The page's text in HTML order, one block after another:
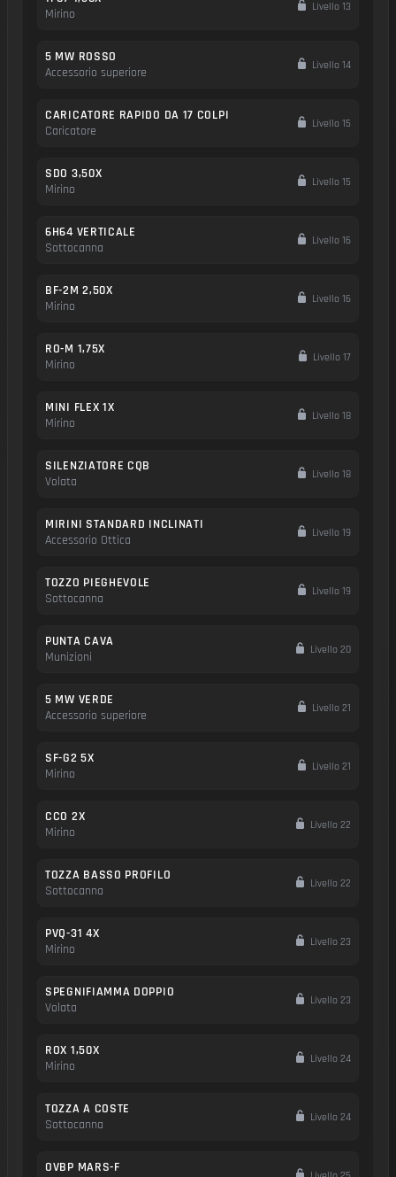
Mirino
Livello 13
5 MW ROSSO
Accessorio superiore
Livello 14
CARICATORE RAPIDO DA 17 COLPI
Caricatore
Livello 15
SDO 3,50X
Mirino
Livello 15
6H64 VERTICALE
Sottocanna
Livello 16
BF-2M 2,50X
Mirino
Livello 16
RO-M 1,75X
Mirino
Livello 17
MINI FLEX 1X
Mirino
Livello 18
SILENZIATORE CQB
Volata
Livello 18
MIRINI STANDARD INCLINATI
Accessorio Ottica
Livello 19
TOZZO PIEGHEVOLE
Sottocanna
Livello 19
PUNTA CAVA
Munizioni
Livello 20
5 MW VERDE
Accessorio superiore
Livello 21
SF-G2 5X
Mirino
Livello 21
CCO 2X
Mirino
Livello 22
TOZZA BASSO PROFILO
Sottocanna
Livello 22
PVQ-31 4X
Mirino
Livello 23
SPEGNIFIAMMA DOPPIO
Volata
Livello 23
ROX 1,50X
Mirino
Livello 24
TOZZA A COSTE
Sottocanna
Livello 24
OVBP MARS-F